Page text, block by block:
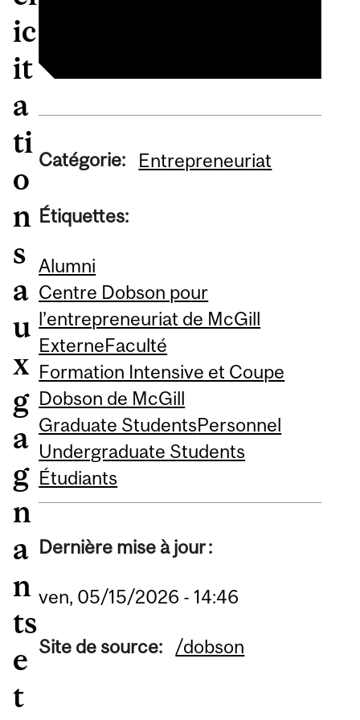
ic
it
a
ti
o
n
s
a
u
x
g
a
g
n
a
n
ts
e
t
Catégorie: Entrepreneuriat
Étiquettes:
Alumni
Centre Dobson pour
l’entrepreneuriat de McGill
ExterneFaculté
Formation Intensive et Coupe
Dobson de McGill
Graduate StudentsPersonnel
Undergraduate Students
Étudiants
Dernière mise à jour :
ven, 05/15/2026 - 14:46
Site de source: /dobson